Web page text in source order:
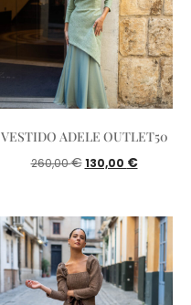
VESTIDO ADELE OUTLET50
260,00€ 130,00 €